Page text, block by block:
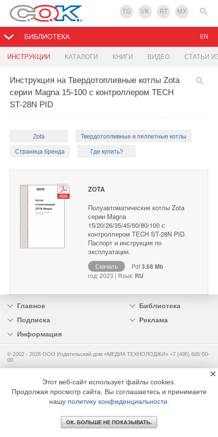
TG VK RT MX
БИБЛИОТЕКА
ИНСТРУКЦИИ КАТАЛОГИ КНИГИ ВИДЕО СТАТЬИ
EN
Инструкция на Твердотопливные котлы Zota
серии Magna 15-100 с контроллером TECH
ST-28N PID
Zota Твердотопливные и пеллетные котлы
Страница бренда Где купить?
ZOTA
Полуавтоматические котлы Zota
серии Magna
15/20/26/35/45/60/80/100 с
контроллером TECH ST-28N PID.
Паспорт и инструкция по
эксплуатации.
Скачать Pdf3.68 Mb
год: 2023 | Язык: RU
Главное
Библиотека
Подписка
Реклама
Информация
© 2002 - 2026 OOO Издательский дом «МЕДИА ТЕХНОЛОДЖИ» +7 (495) 665-00-
00
Этот веб-сайт использует файлы cookies.
Продолжая просмотр сайта, Вы соглашаетесь и принимаете
нашу политику конфиденциальности
ОК. БОЛЬШЕ НЕ ПОКАЗЫВАТЬ.
×